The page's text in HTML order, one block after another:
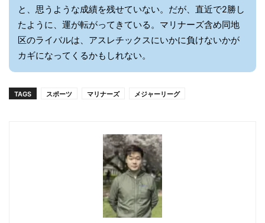
と、思うような成績を残せていない。だが、直近で2勝し
たように、運が転がってきている。マリナーズ含め同地
区のライバルは、アスレチックスにいかに負けないかが
カギになってくるかもしれない。
TAGS スポーツ マリナーズ メジャーリーグ